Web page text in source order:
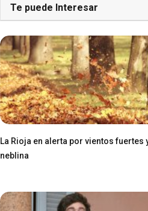
Te puede Interesar
La Rioja en alerta por vientos fuertes
neblina